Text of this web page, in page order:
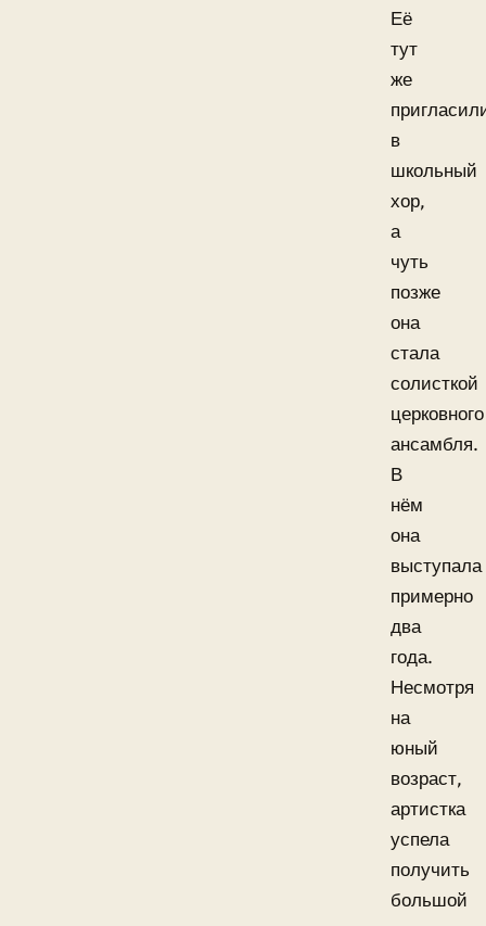
Её
тут
же
в
школьный
хор,
а
чуть
позже
она
стала
солисткой
церковного
ансамбля.
В
нём
она
выступала
примерно
два
года.
Несмотря
на
юный
возраст,
артистка
успела
получить
большой